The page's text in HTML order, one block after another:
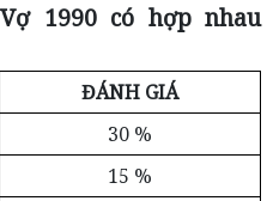
1990 có hợp nhau
ĐÁNH GIÁ
30 %
15 %